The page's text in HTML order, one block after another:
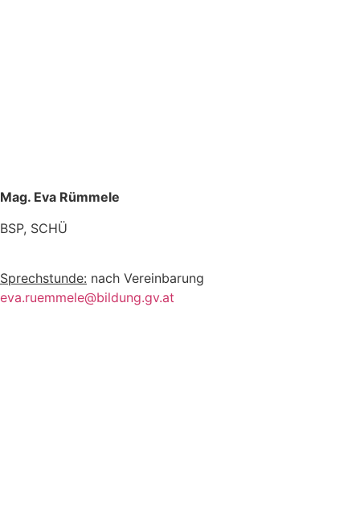
Mag. Eva Rümmele
BSP, SCHÜ
Sprechstunde: nach Vereinbarung
eva.ruemmele@bildung.gv.at